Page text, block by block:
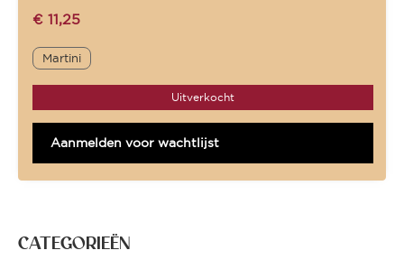
CATEGORIEËN
€ 11,25
Martini
Uitverkocht
Aanmelden voor wachtlijst